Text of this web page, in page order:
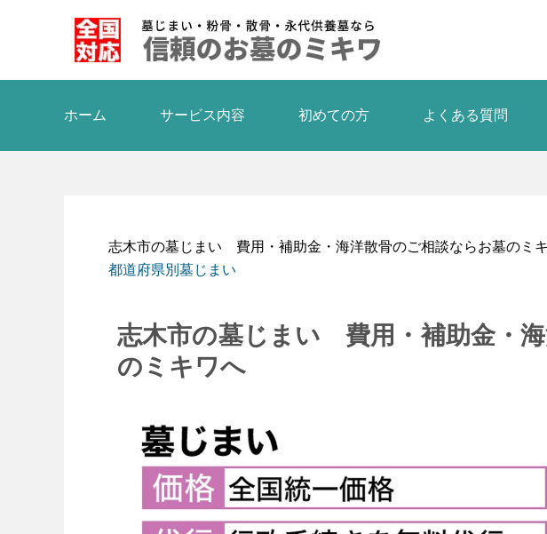
ホーム サービス内容 初めての方 よくある質問
志木市の墓じまい 費用・補助金・海洋散骨のご相談ならお墓のミ
都道府県別墓じまい
志木市の墓じまい 費用・補助金・
のミキワへ